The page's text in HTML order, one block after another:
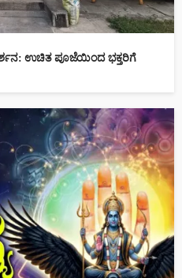
ದರ್ಶನ: ಉಚಿತ ಪೂಜೆಯಿಂದ ಭಕ್ತರಿಗೆ